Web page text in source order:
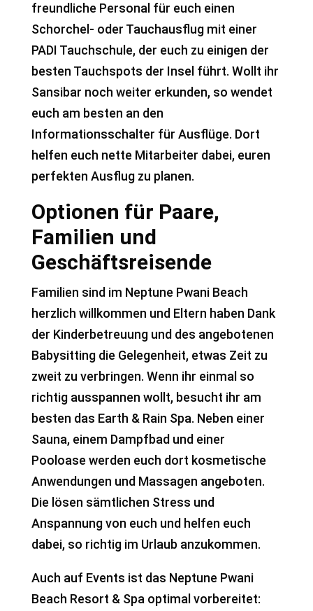
freundliche Personal für euch einen
Schorchel- oder Tauchausflug mit einer
PADI Tauchschule, der euch zu einigen der
besten Tauchspots der Insel führt. Wollt ihr
Sansibar noch weiter erkunden, so wendet
euch am besten an den
Informationsschalter für Ausflüge. Dort
helfen euch nette Mitarbeiter dabei, euren
perfekten Ausflug zu planen.
Optionen für Paare,
Familien und
Geschäftsreisende
Familien sind im Neptune Pwani Beach
herzlich willkommen und Eltern haben Dank
der Kinderbetreuung und des angebotenen
Babysitting die Gelegenheit, etwas Zeit zu
zweit zu verbringen. Wenn ihr einmal so
richtig ausspannen wollt, besucht ihr am
besten das Earth & Rain Spa. Neben einer
Sauna, einem Dampfbad und einer
Pooloase werden euch dort kosmetische
Anwendungen und Massagen angeboten.
Die lösen sämtlichen Stress und
Anspannung von euch und helfen euch
dabei, so richtig im Urlaub anzukommen.
Auch auf Events ist das Neptune Pwani
Beach Resort & Spa optimal vorbereitet: